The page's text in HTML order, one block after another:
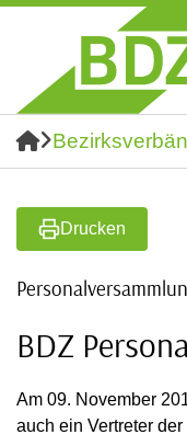
Drucken
BDZ
Am 09. November
auch ein Vertreter